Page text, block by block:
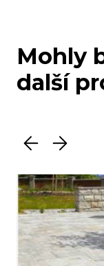
Mohly
další